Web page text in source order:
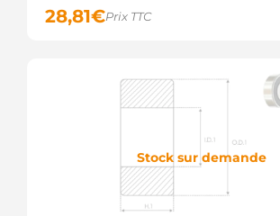
28,81€Prix TTC
Stock sur demande